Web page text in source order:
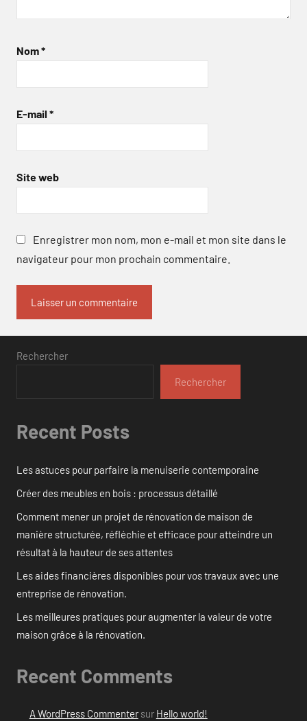
Nom*
E-mail *
Site web
Enregistrer mon nom, mon e-mail et mon site dans le
navigateur pour mon prochain commentaire.
Rechercher
Rechercher
Recent Posts
Les astuces pour parfaire la menuiserie contemporaine
Créer des meubles en bois : processus détaillé
Comment mener un projet de rénovation de maison de
manière structurée, réfléchie et efficace pour atteindre un
résultat à la hauteur de ses attentes
Les aides financières disponibles pour vos travaux avec une
entreprise de rénovation.
Les meilleures pratiques pour augmenter la valeur de votre
maison grâce à la rénovation.
Recent Comments
A WordPress Commentersur Hello world!